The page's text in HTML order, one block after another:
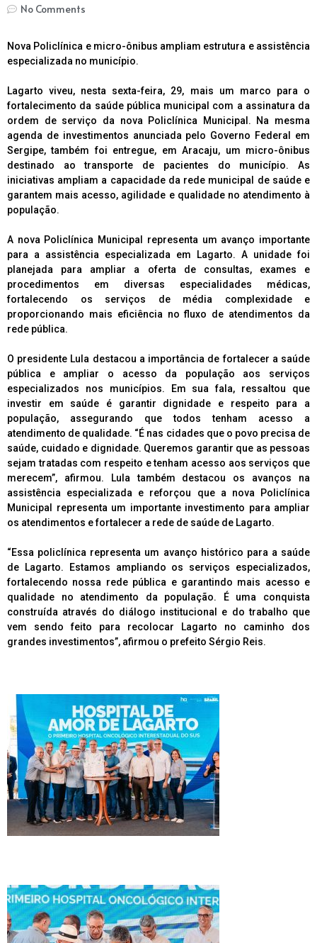
No Comments
Nova Policlínica e micro-ônibus ampliam estrutura e assistência
especializada no município.
Lagarto viveu, nesta sexta-feira, 29, mais um marco para o
fortalecimento da saúde pública municipal com a assinatura da
ordem de serviço da nova Policlínica Municipal. Na mesma
agenda de investimentos anunciada pelo Governo Federal em
Sergipe, também foi entregue, em Aracaju, um micro-ônibus
destinado ao transporte de pacientes do município. As
iniciativas ampliam a capacidade da rede municipal de saúde e
garantem mais acesso, agilidade e qualidade no atendimento à
população.
A nova Policlínica Municipal representa um avanço importante
para a assistência especializada em Lagarto. A unidade foi
planejada para ampliar a oferta de consultas, exames e
procedimentos em diversas especialidades médicas,
fortalecendo os serviços de média complexidade e
proporcionando mais eficiência no fluxo de atendimentos da
rede pública.
O presidente Lula destacou a importância de fortalecer a saúde
pública e ampliar o acesso da população aos serviços
especializados nos municípios. Em sua fala, ressaltou que
investir em saúde é garantir dignidade e respeito para a
população, assegurando que todos tenham acesso a
atendimento de qualidade. “É nas cidades que o povo precisa de
saúde, cuidado e dignidade. Queremos garantir que as pessoas
sejam tratadas com respeito e tenham acesso aos serviços que
merecem”, afirmou. Lula também destacou os avanços na
assistência especializada e reforçou que a nova Policlínica
Municipal representa um importante investimento para ampliar
os atendimentos e fortalecer a rede de saúde de Lagarto.
“Essa policlínica representa um avanço histórico para a saúde
de Lagarto. Estamos ampliando os serviços especializados,
fortalecendo nossa rede pública e garantindo mais acesso e
qualidade no atendimento da população. É uma conquista
construída através do diálogo institucional e do trabalho que
vem sendo feito para recolocar Lagarto no caminho dos
grandes investimentos”, afirmou o prefeito Sérgio Reis.